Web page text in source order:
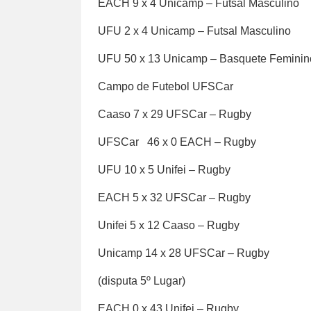
EACH 9 x 4 Unicamp – Futsal Masculino
UFU 2 x 4 Unicamp – Futsal Masculino
UFU 50 x 13 Unicamp – Basquete
Campo de Futebol UFSCar
Caaso 7 x 29 UFSCar – Rugby
UFSCar 46 x 0 EACH – Rugby
UFU 10 x 5 Unifei – Rugby
EACH 5 x 32 UFSCar – Rugby
Unifei 5 x 12 Caaso – Rugby
Unicamp 14 x 28 UFSCar – Rugby
(disputa 5º Lugar)
EACH 0 x 43 Unifei – Rugby